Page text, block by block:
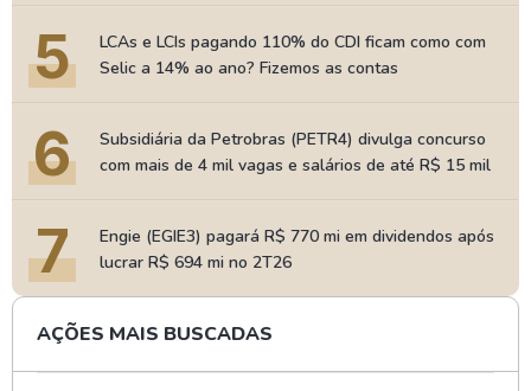
5
LCAs e LCIs pagando 110% do CDI ficam como com
Selic a 14% ao ano? Fizemos as contas
6
Subsidiária da Petrobras (PETR4) divulga concurso
com mais de 4 mil vagas e salários de até R$ 15 mil
7
Engie (EGIE3) pagará R$ 770 mi em dividendos após
lucrar R$ 694 mi no 2T26
AÇÕES MAIS BUSCADAS